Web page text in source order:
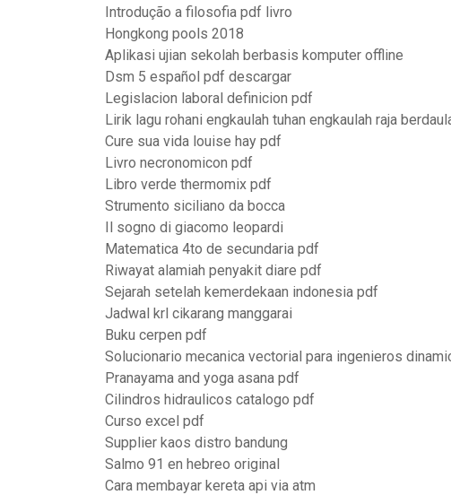
Introdução a filosofia pdf livro
Hongkong pools 2018
Aplikasi ujian sekolah berbasis komputer offline
Dsm 5 español pdf descargar
Legislacion laboral definicion pdf
Lirik lagu rohani engkaulah tuhan engkaulah raja
Cure sua vida louise hay pdf
Livro necronomicon pdf
Libro verde thermomix pdf
Strumento siciliano da bocca
Il sogno di giacomo leopardi
Matematica 4to de secundaria pdf
Riwayat alamiah penyakit diare pdf
Sejarah setelah kemerdekaan indonesia pdf
Jadwal krl cikarang manggarai
Buku cerpen pdf
Solucionario mecanica vectorial para ingenieros
Pranayama and yoga asana pdf
Cilindros hidraulicos catalogo pdf
Curso excel pdf
Supplier kaos distro bandung
Salmo 91 en hebreo original
Cara membayar kereta api via atm